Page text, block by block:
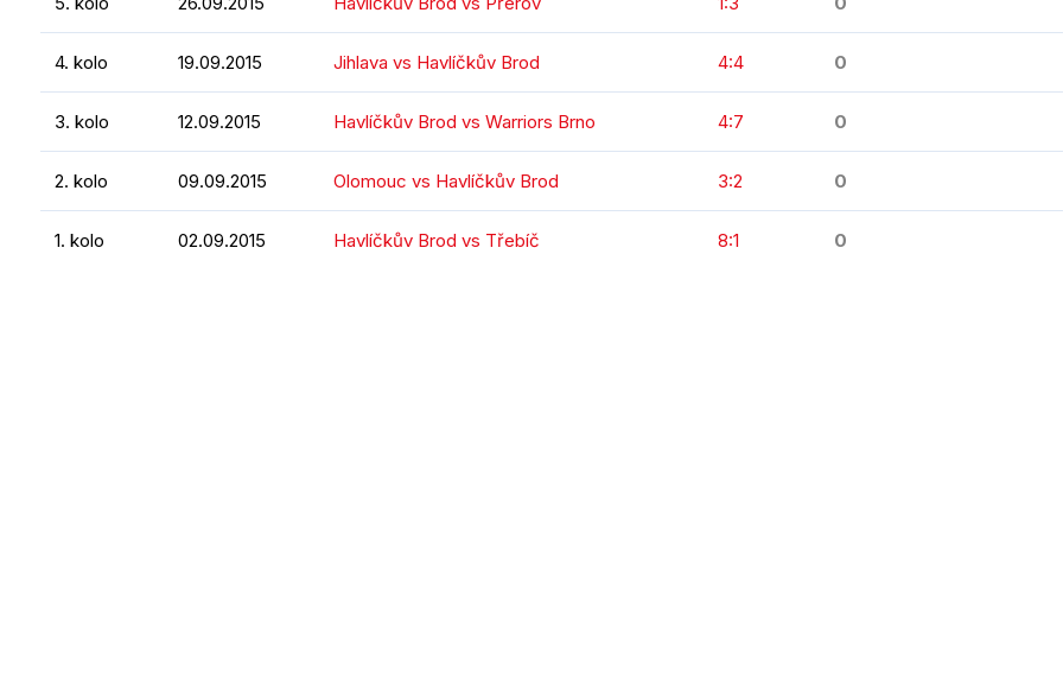
4. kolo 19.09.2015 Jihlava vs Havlíčkův Brod 4:4 0
3. kolo 12.09.2015 Havlíčkův Brod vs Warriors Brno 4:7 0
2. kolo 09.09.2015 Olomouc vs Havlíčkův Brod 3:2 0
1. kolo 02.09.2015 Havlíčkův Brod vs Třebíč 8:1 0